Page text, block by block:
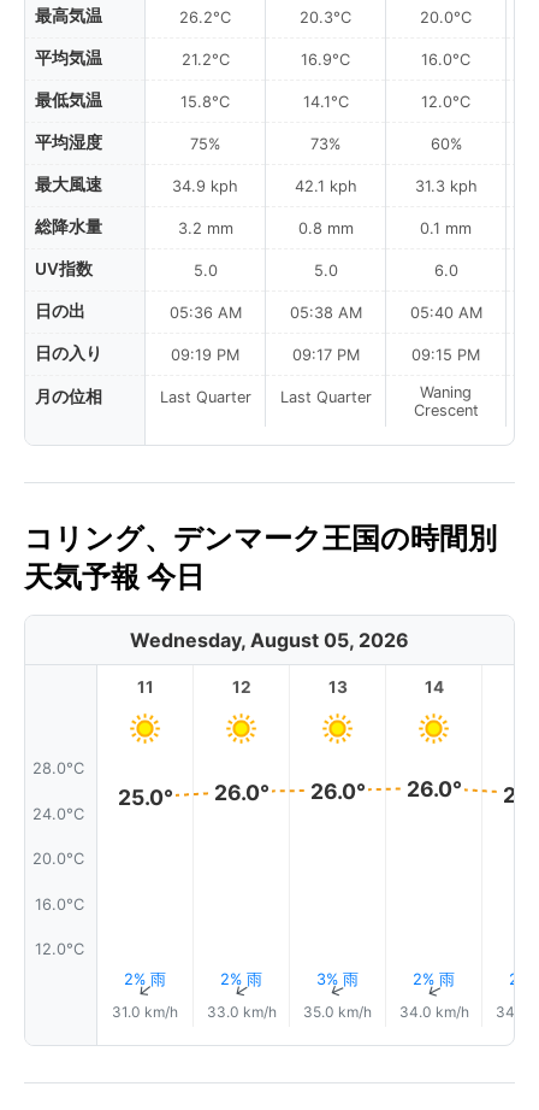
最高気温
平均気温
最低気温
平均湿度
最大風速
総降水量
UV指数
日の出
日の入り
月の位相
26.2°C
21.2°C
15.8°C
75%
34.9 kph
3.2 mm
5.0
05:36 AM
09:19 PM
Last Quarter
20.3°C
16.9°C
14.1°C
73%
42.1 kph
0.8 mm
5.0
05:38 AM
09:17 PM
Last Quarter
20.0°C
16.0°C
12.0°C
60%
31.3 kph
0.1 mm
6.0
05:40 AM
09:15 PM
Waning
Crescent
コリング、デンマーク王国の時間別
天気予報 今日
Wednesday, August 05, 2026
28.0°C
24.0°C
20.0°C
16.0°C
12.0°C
11
25.0°
2% 雨
↑
31.0 km/h
12
26.0°
2% 雨
↑
33.0 km/h
13
26.0°
3% 雨
↑
35.0 km/h
14
26.0°
2% 雨
↑
34.0 km/h
2%
34.0